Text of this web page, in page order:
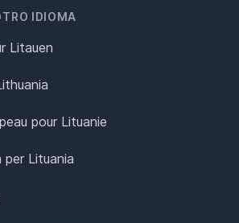
IDIOMA
Litauen
pour Lituanie
Lituania